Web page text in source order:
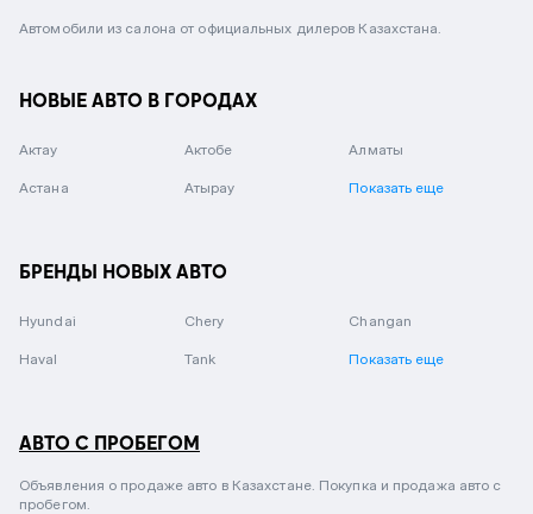
Автомобили из салона от официальных дилеров Казахстана.
НОВЫЕ АВТО В ГОРОДАХ
Актау Актобе Алматы
Астана Атырау Показать еще
БРЕНДЫ НОВЫХ АВТО
Hyundai Chery Changan
Haval Tank Показать еще
АВТО С ПРОБЕГОМ
Объявления о продаже авто в Казахстане. Покупка и продажа авто с
пробегом.